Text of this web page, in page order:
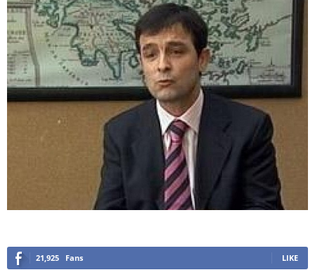
21,925 Fans LIKE